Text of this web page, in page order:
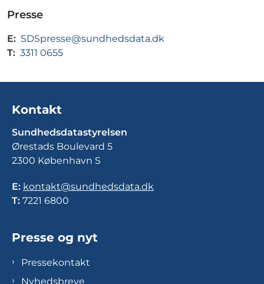
Presse
E: SDSpresse@sundhedsdata.dk
T: 3311 0655
Kontakt
Sundhedsdatastyrelsen
Ørestads Boulevard 5
2300 København S
E: kontakt@sundhedsdata.dk
T: 7221 6800
Presse og nyt
Pressekontakt
Nyhedsbreve